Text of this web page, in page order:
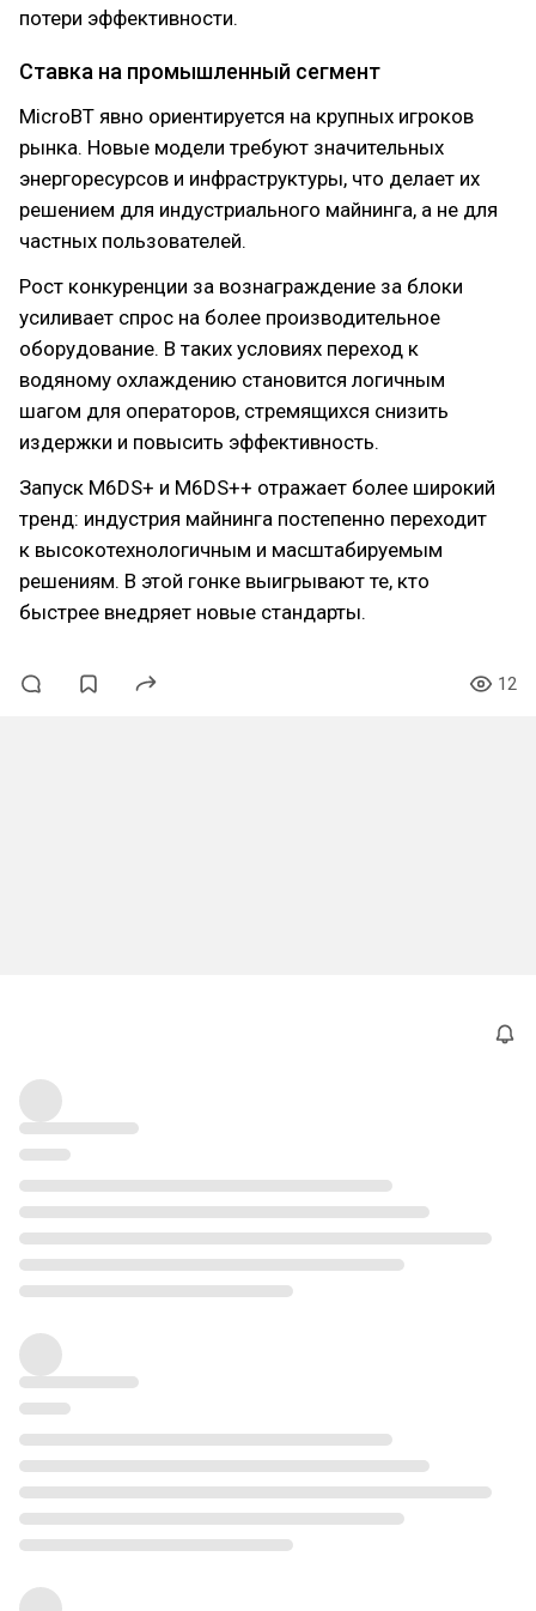
потери эффективности.
Ставка на промышленный сегмент
MicroBT явно ориентируется на крупных игроков
рынка. Новые модели требуют значительных
энергоресурсов и инфраструктуры, что делает их
решением для индустриального майнинга, а не для
частных пользователей.
Рост конкуренции за вознаграждение за блоки
усиливает спрос на более производительное
оборудование. В таких условиях переход к
водяному охлаждению становится логичным
шагом для операторов, стремящихся снизить
издержки и повысить эффективность.
Запуск M6DS+ и M6DS++ отражает более широкий
тренд: индустрия майнинга постепенно переходит
к высокотехнологичным и масштабируемым
решениям. В этой гонке выигрывают те, кто
быстрее внедряет новые стандарты.
12